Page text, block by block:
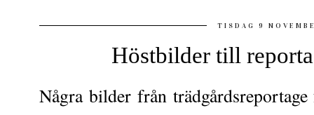
TISDAG 9
Höstbilder till
Några bilder från